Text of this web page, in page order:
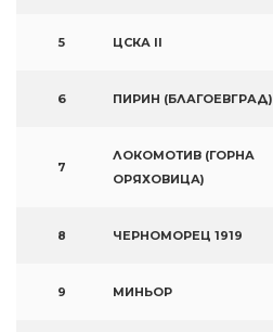
5 ЦСКА II
6 ПИРИН (БЛАГОЕВГРАД)
7
ЛОКОМОТИВ (ГОРНА
ОРЯХОВИЦА)
8 ЧЕРНОМОРЕЦ 1919
9 МИНЬОР